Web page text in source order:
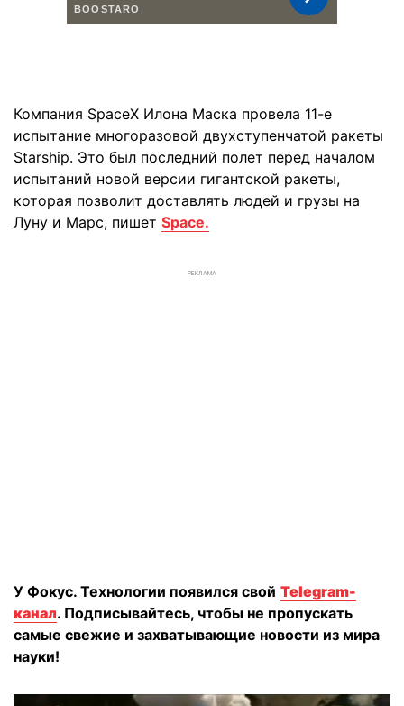
Компания SpaceX Илона Маска провела 11-е
испытание многоразовой двухступенчатой ракеты
Starship. Это был последний полет перед началом
испытаний новой версии гигантской ракеты,
которая позволит доставлять людей и грузы на
Луну и Марс, пишет Space.
РЕКЛАМА
У Фокус. Технологии появился свой Telegram-
канал. Подписывайтесь, чтобы не пропускать
самые свежие и захватывающие новости из мира
науки!